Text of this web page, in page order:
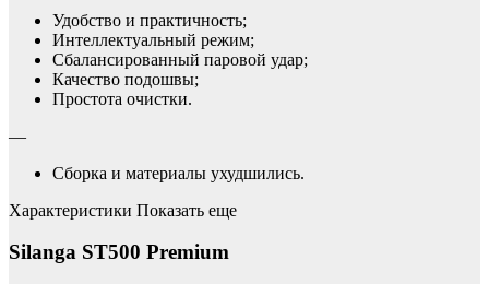
Удобство и практичность;
Интеллектуальный режим;
Сбалансированный паровой удар;
Качество подошвы;
Простота очистки.
—
Сборка и материалы ухудшились.
Характеристики Показать еще
Silanga ST500 Premium